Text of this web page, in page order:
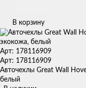
В корзину
Арт: 178116909
Арт: 178116909
Авточехлы Great Wall
белый